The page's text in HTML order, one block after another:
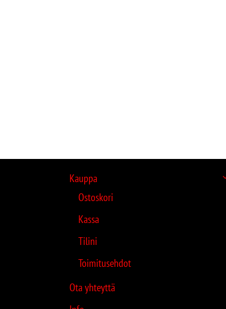
Kauppa
Ostoskori
Kassa
Tilini
Toimitusehdot
Ota yhteyttä